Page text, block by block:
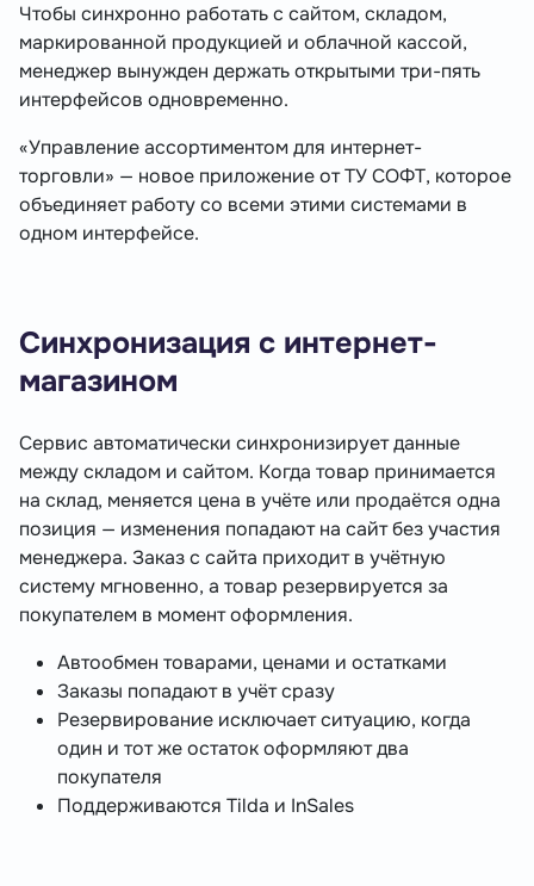
Чтобы синхронно работать с сайтом, складом,
маркированной продукцией и облачной кассой,
менеджер вынужден держать открытыми три-пять
интерфейсов одновременно.
«Управление ассортиментом для интернет-
торговли» — новое приложение от ТУ СОФТ, которое
объединяет работу со всеми этими системами в
одном интерфейсе.
Синхронизация с интернет-
магазином
Сервис автоматически синхронизирует данные
между складом и сайтом. Когда товар принимается
на склад, меняется цена в учёте или продаётся одна
позиция — изменения попадают на сайт без участия
менеджера. Заказ с сайта приходит в учётную
систему мгновенно, а товар резервируется за
покупателем в момент оформления.
Автообмен товарами, ценами и остатками
Заказы попадают в учёт сразу
Резервирование исключает ситуацию, когда
один и тот же остаток оформляют два
покупателя
Поддерживаются Tilda и InSales